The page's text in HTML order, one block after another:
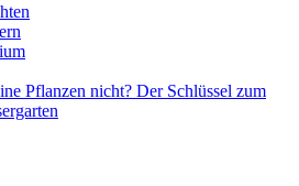
Pflanzen nicht? Der Schlüssel zum